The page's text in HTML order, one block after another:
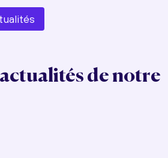
actualités de notre